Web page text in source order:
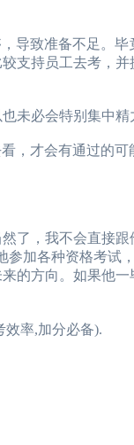
导致准备不足。毕
支持员工去考，并
必会特别集中精
，才会有通过的可
了，我不会直接跟
参加各种资格考试
的方向。如果他
效率,加分必备).